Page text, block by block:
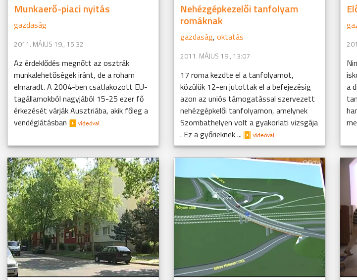
Munkaerő-piaci nyitás
gazdaság
2011. MÁJUS 19., 15:32
Az érdeklődés megnőtt az osztrák
munkalehetőségek iránt, de a roham
elmaradt. A 2004-ben csatlakozott EU-
tagállamokból nagyjából 15-25 ezer fő
érkezését várják Ausztriába, akik főleg a
vendéglátásban
Nehézgépkezelői tanfolyam
romáknak
gazdaság, oktatás
2011. MÁJUS 19., 13:07
17 roma kezdte el a tanfolyamot,
közülük 12-en jutottak el a befejezésig
azon az uniós támogatással szervezett
nehézgépkelői tanfolyamon, amelynek
Szombathelyen volt a gyakorlati vizsgája
. Ez a győrieknek ...
a